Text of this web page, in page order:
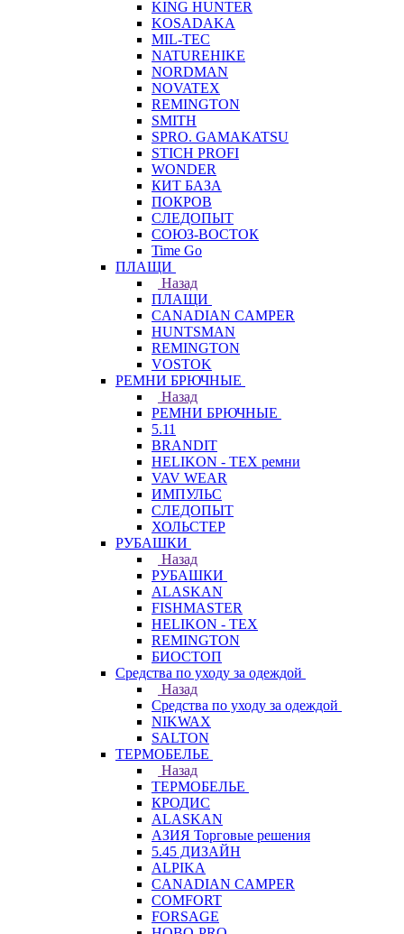
KING HUNTER
KOSADAKA
MIL-TEC
NATUREHIKE
NORDMAN
NOVATEX
REMINGTON
SMITH
SPRO. GAMAKATSU
STICH PROFI
WONDER
КИТ БАЗА
ПОКРОВ
СЛЕДОПЫТ
СОЮЗ-ВОСТОК
Time Go
ПЛАЩИ
Назад
ПЛАЩИ
CANADIAN CAMPER
HUNTSMAN
REMINGTON
VOSTOK
РЕМНИ БРЮЧНЫЕ
Назад
РЕМНИ БРЮЧНЫЕ
5.11
BRANDIT
HELIKON - TEX ремни
VAV WEAR
ИМПУЛЬС
СЛЕДОПЫТ
ХОЛЬСТЕР
РУБАШКИ
Назад
РУБАШКИ
ALASKAN
FISHMASTER
HELIKON - TEX
REMINGTON
БИОСТОП
Средства по уходу за одеждой
Назад
Средства по уходу за одеждой
NIKWAX
SALTON
ТЕРМОБЕЛЬЕ
Назад
ТЕРМОБЕЛЬЕ
КРОДИС
ALASKAN
АЗИЯ Торговые решения
5.45 ДИЗАЙН
ALPIKA
CANADIAN CAMPER
COMFORT
FORSAGE